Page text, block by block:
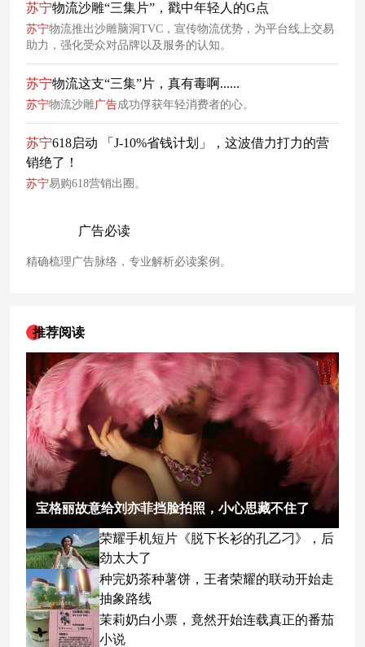
苏宁物流沙雕“三集片”，戳中年轻人的G点
苏宁物流推出沙雕脑洞TVC，宣传物流优势，为平台线上交易
助力，强化受众对品牌以及服务的认知。
苏宁物流这支“三集”片，真有毒啊......
苏宁物流沙雕广告成功俘获年轻消费者的心。
苏宁618启动 「J-10%省钱计划」，这波借力打力的营
销绝了！
苏宁易购618营销出圈。
广告必读
精确梳理广告脉络，专业解析必读案例。
推荐阅读
宝格丽故意给刘亦菲挡脸拍照，小心思藏不住了
荣耀手机短片《脱下长衫的孔乙刁》，后
劲太大了
种完奶茶种薯饼，王者荣耀的联动开始走
抽象路线
茉莉奶白小票，竟然开始连载真正的番茄
小说